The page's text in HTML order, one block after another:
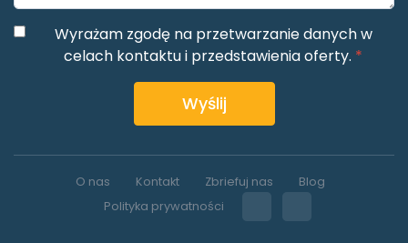
Wyrażam zgodę na przetwarzanie danych w
celach kontaktu i przedstawienia oferty. *
Wyślij
O nas Kontakt Zbriefuj nas
Blog
Polityka prywatności